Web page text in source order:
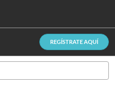
REGÍSTRATE AQUÍ